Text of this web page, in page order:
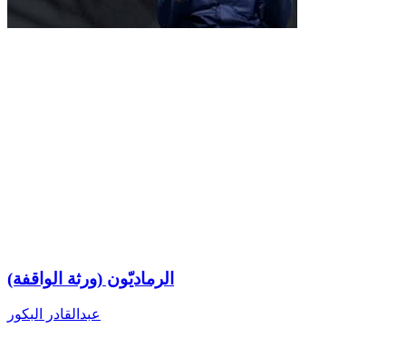
الرماديّون (ورثة الواقفة)
عبدالقادر البكور